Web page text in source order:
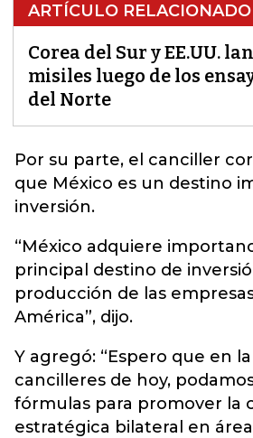
ARTÍCULO RELACIONADO
Corea del Sur y EE.UU.
misiles luego de los
del Norte
Por su parte, el canciller
que México es un destino
inversión.
“México adquiere
principal destino de
producción de las
América”, dijo.
Y agregó: “Espero que en
cancilleres de hoy,
fórmulas para promover la
estratégica bilateral en